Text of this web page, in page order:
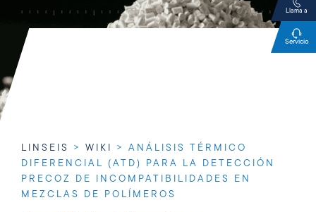
LINSEIS > WIKI > ANÁLISIS TÉRMICO
DIFERENCIAL (ATD) PARA LA DETECCIÓN
PRECOZ DE INCOMPATIBILIDADES EN
MEZCLAS DE POLÍMEROS
Llama a
Servicio